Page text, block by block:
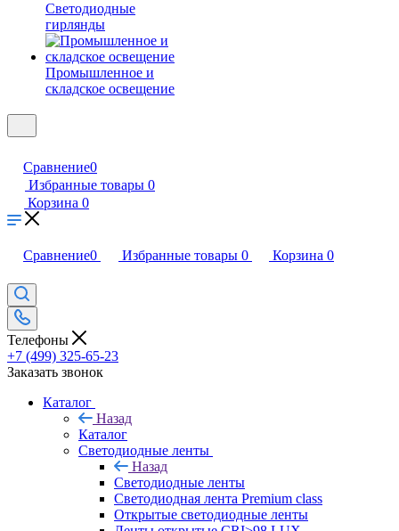
Светодиодные
гирлянды
Промышленное и
складское освещение
Сравнение0
Избранные товары 0
Корзина 0
Сравнение0 Избранные товары 0 Корзина 0
Телефоны
+7 (499) 325-65-23
Заказать звонок
Каталог
Назад
Каталог
Светодиодные ленты
Назад
Светодиодные ленты
Светодиодная лента Premium class
Открытые светодиодные ленты